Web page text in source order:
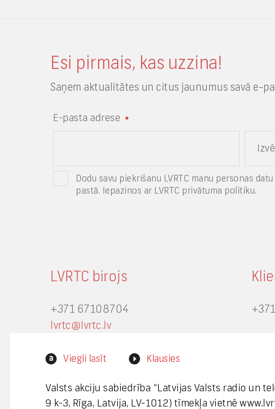
Viegli lasīt Klausies
Valsts akciju sabiedrība “Latvijas Valsts radio un
9 k-3, Rīga, Latvija, LV-1012) tīmekļa vietnē
Esi pirmais, kas uzzina!
Saņem aktualitātes un citus jaunumus savā e-
E-pasta adrese
Dodu savu piekrišanu LVRTC manu personas
pastā. Iepazinos ar LVRTC privātuma politiku.
LVRTC birojs
+371 67108704
lvrtc@lvrtc.lv
Zemitāna iela 9 k-3, Rīga, Latvija,